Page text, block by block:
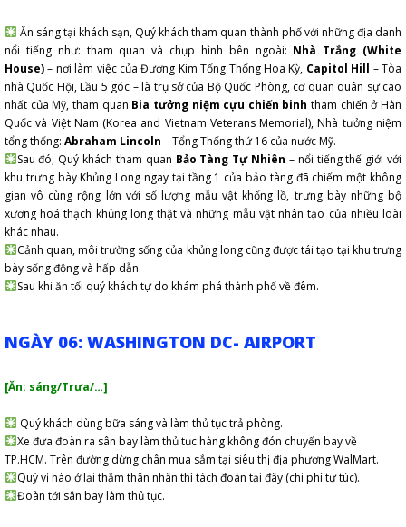
Ăn sáng tại khách sạn, Quý khách tham quan thành phố với những địa danh
nổi tiếng như: tham quan và chụp hình bên ngoài: Nhà Trắng (White
House)– nơi làm việc của Đương Kim Tổng Thống Hoa Kỳ, Capitol Hill – Tòa
nhà Quốc Hội, Lầu 5 góc – là trụ sở của Bộ Quốc Phòng, cơ quan quân sự cao
nhất của Mỹ, tham quan Bia tưởng niệm cựu chiến binh tham chiến ở Hàn
Quốc và Việt Nam (Korea and Vietnam Veterans Memorial), Nhà tưởng niệm
tổng thống: Abraham Lincoln – Tổng Thống thứ 16 của nước Mỹ.
Sau đó, Quý khách tham quan Bảo Tàng Tự Nhiên – nổi tiếng thế giới với
khu trưng bày Khủng Long ngay tại tầng 1 của bảo tàng đã chiếm một không
gian vô cùng rộng lớn với số lượng mẫu vật khổng lồ, trưng bày những bộ
xương hoá thạch khủng long thật và những mẫu vật nhân tạo của nhiều loài
khác nhau.
Cảnh quan, môi trường sống của khủng long cũng được tái tạo tại khu trưng
bày sống động và hấp dẫn.
Sau khi ăn tối quý khách tự do khám phá thành phố về đêm.
NGÀY 06: WASHINGTON DC- AIRPORT
[Ăn: sáng/Trưa/…]
Quý khách dùng bữa sáng và làm thủ tục trả phòng.
Xe đưa đoàn ra sân bay làm thủ tục hàng không đón chuyến bay về
TP.HCM. Trên đường dừng chân mua sắm tại siêu thị địa phương WalMart.
Quý vị nào ở lại thăm thân nhân thì tách đoàn tại đây (chi phí tự túc).
Đoàn tới sân bay làm thủ tục.